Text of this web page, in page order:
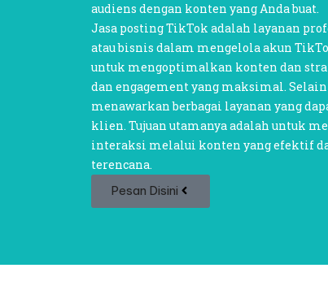
audiens dengan konten yang Anda buat.
Jasa posting TikTok adalah layanan
atau bisnis dalam mengelola akun
untuk mengoptimalkan konten dan
dan engagement yang maksimal.
menawarkan berbagai layanan yang
klien. Tujuan utamanya adalah untuk
interaksi melalui konten yang efektif
terencana.
Pesan Disini